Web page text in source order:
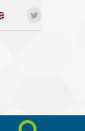
Search: